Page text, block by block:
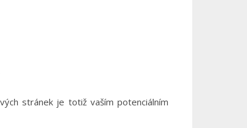
stránek je totiž vaším potenciálním